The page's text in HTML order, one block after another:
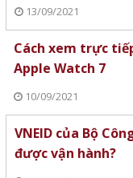
13/09/2021
Cách xem trực
Apple Watch 7
10/09/2021
VNEID của Bộ
được vận hành?